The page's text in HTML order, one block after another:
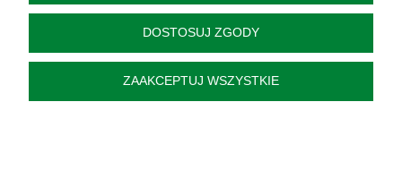
16,00 zł
do koszyka
DOSTOSUJ ZGODY
ZAAKCEPTUJ WSZYSTKIE